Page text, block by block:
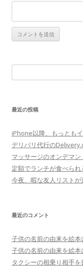
索
最近の投稿
iPhone以降、もっとも
デリバリ代行の
マッサージのオンデマン
定額でランチが食べられ
今夜、暇な友人リストが
最近のコメント
子供の名前の由来を絵本
子供の名前の由来を絵本
タクシーの相乗り相手を